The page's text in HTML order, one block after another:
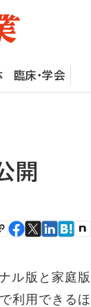
臨床・学会
開
ル版と家庭版
利用できるほ